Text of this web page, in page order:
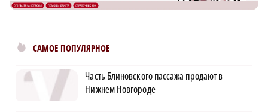
САМОЕ ПОПУЛЯРНОЕ
Часть Блиновского пассажа продают в
Нижнем Новгороде